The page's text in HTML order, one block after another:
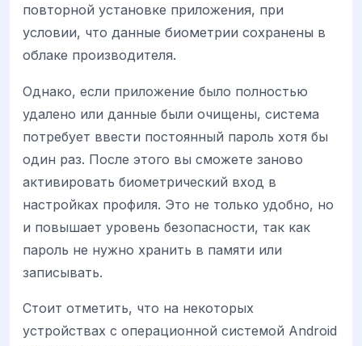
повторной установке приложения, при
условии, что данные биометрии сохранены в
облаке производителя.
Однако, если приложение было полностью
удалено или данные были очищены, система
потребует ввести постоянный пароль хотя бы
один раз. После этого вы сможете заново
активировать биометрический вход в
настройках профиля. Это не только удобно, но
и повышает уровень безопасности, так как
пароль не нужно хранить в памяти или
записывать.
Стоит отметить, что на некоторых
устройствах с операционной системой Android